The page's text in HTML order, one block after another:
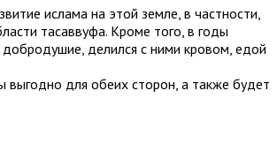
ислама на этой земле, в частности,
тасаввуфа. Кроме того, в годы
делился с ними кровом, едой
выгодно для обеих сторон, а также будет